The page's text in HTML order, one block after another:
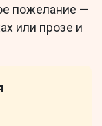
пожелание —
или прозе и